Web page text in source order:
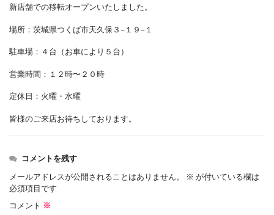
新店舗での移転オープンいたしました。
場所：茨城県つくば市天久保３−１９−１
駐車場：４台（お車により５台）
営業時間：１２時〜２０時
定休日：火曜・水曜
皆様のご来店お待ちしております。
コメントを残す
メールアドレスが公開されることはありません。 ※ が付いている欄は
必須項目です
コメント ※